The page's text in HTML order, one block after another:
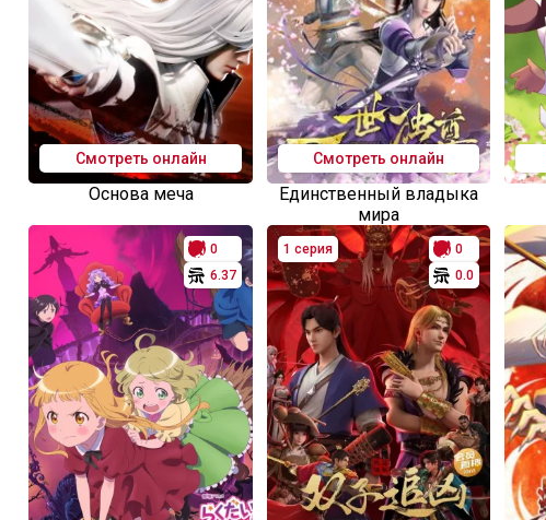
Смотреть онлайн
Основа меча
Смотреть онлайн
Единственный владыка
мира
0
6.37
1 серия
0
0.0